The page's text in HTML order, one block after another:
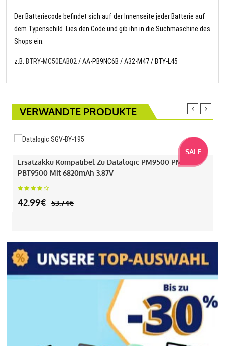
Der Batteriecode befindet sich auf der Innenseite jeder Batterie auf
dem Typenschild. Lies den Code und gib ihn in die Suchmaschine des
Shops ein.
z.B. BTRY-MC50EAB02 / AA-PB9NC6B / A32-M47 / BTY-L45
VERWANDTE PRODUKTE
SALE
Ersatzakku Kompatibel Zu Datalogic PM9500 PM9501
PBT9500 Mit 6820mAh 3.87V
42.99€ 53.74€